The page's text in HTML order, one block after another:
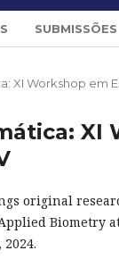
SUBMISSÕES
XI Workshop
original
Biometry